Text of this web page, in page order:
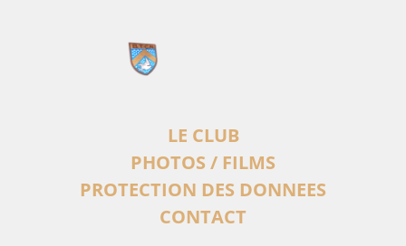
LE CLUB
PHOTOS / FILMS
PROTECTION DES DONNEES
CONTACT